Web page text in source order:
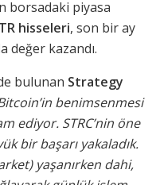
borsadaki piyasa
hisseleri, son bir ay
değer kazandı.
bulunan Strategy
benimsenmesi
ediyor. STRC’nin öne
bir başarı yakaladık.
yaşanırken dahi,